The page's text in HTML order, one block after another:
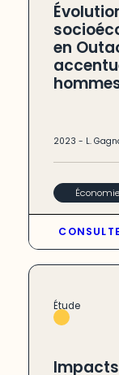
en
2023- L.
Économie
Étude